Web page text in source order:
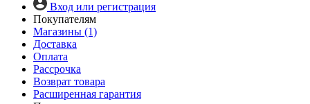
Вход или регистрация
Покупателям
Магазины (1)
Доставка
Оплата
Рассрочка
Возврат товара
Расширенная гарантия